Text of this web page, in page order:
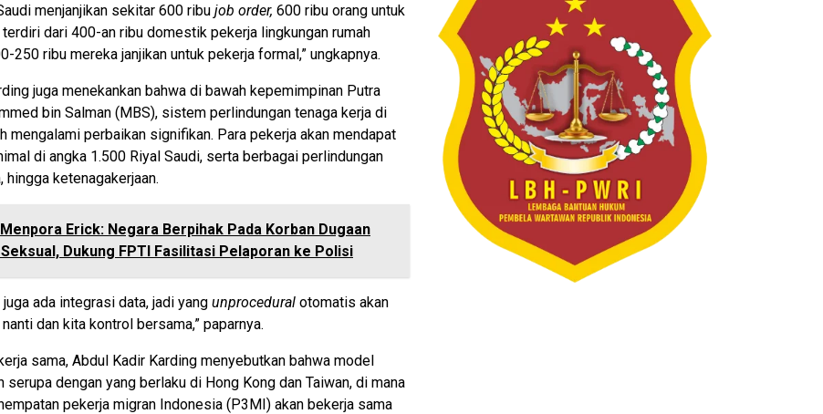
menjanjikan sekitar 600 ribu job order, 600 ribu orang untuk
dari 400-an ribu domestik pekerja lingkungan rumah
250 ribu mereka janjikan untuk pekerja formal,” ungkapnya.
juga menekankan bahwa di bawah kepemimpinan Putra
bin Salman (MBS), sistem perlindungan tenaga kerja di
mengalami perbaikan signifikan. Para pekerja akan mendapat
di angka 1.500 Riyal Saudi, serta berbagai perlindungan
hingga ketenagakerjaan.
Menpora Erick: Negara Berpihak Pada Korban Dugaan
Dukung FPTI Fasilitasi Pelaporan ke Polisi
juga ada integrasi data, jadi yang unprocedural otomatis akan
dan kita kontrol bersama,” paparnya.
sama, Abdul Kadir Karding menyebutkan bahwa model
serupa dengan yang berlaku di Hong Kong dan Taiwan, di mana
pekerja migran Indonesia (P3MI) akan bekerja sama